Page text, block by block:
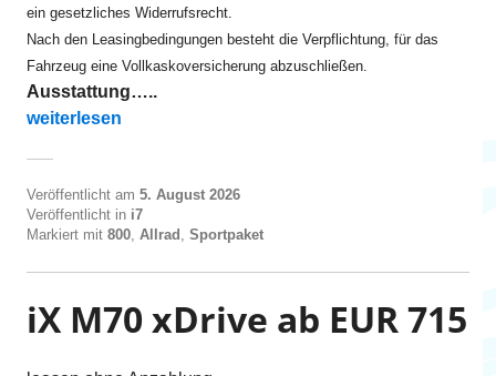
ein gesetzliches Widerrufsrecht.
Nach den Leasingbedingungen besteht die Verpflichtung, für das
Fahrzeug eine Vollkaskoversicherung abzuschließen.
Ausstattung…..
„i7 M70xDrive ab EUR 810“
weiterlesen
Veröffentlicht am 5. August 2026
Veröffentlicht in i7
Markiert mit 800, Allrad , Sportpaket
iX M70 xDrive ab EUR 715